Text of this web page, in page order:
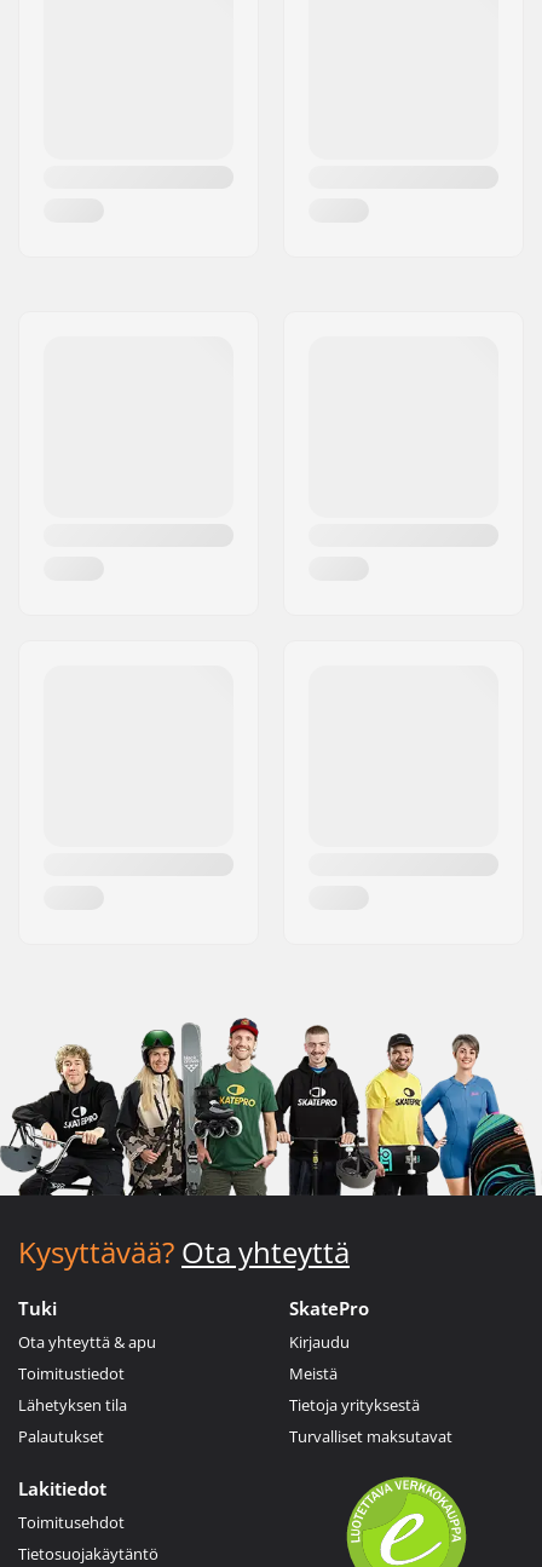
Kysyttävää? Ota yhteyttä
Tuki
Ota yhteyttä & apu
Toimitustiedot
Lähetyksen tila
Palautukset
SkatePro
Kirjaudu
Meistä
Tietoja yrityksestä
Turvalliset maksutavat
Lakitiedot
Toimitusehdot
Tietosuojakäytäntö